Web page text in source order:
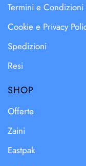
Termini e Condizioni
Cookie e Privacy
Spedizioni
Resi
SHOP
Offerte
Zaini
Eastpak